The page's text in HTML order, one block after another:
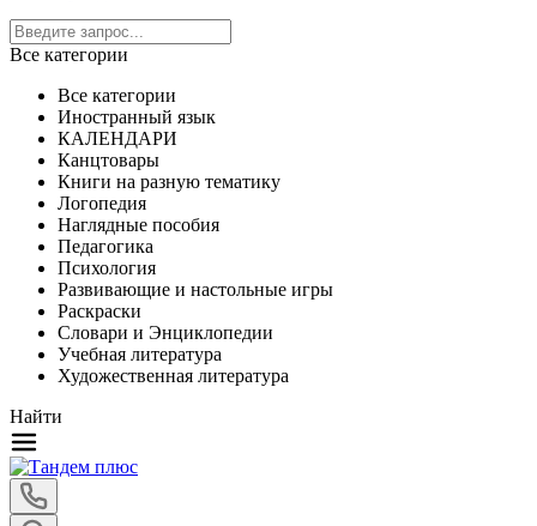
Все категории
Все категории
Иностранный язык
КАЛЕНДАРИ
Канцтовары
Книги на разную тематику
Логопедия
Наглядные пособия
Педагогика
Психология
Развивающие и настольные игры
Раскраски
Словари и Энциклопедии
Учебная литература
Художественная литература
Найти